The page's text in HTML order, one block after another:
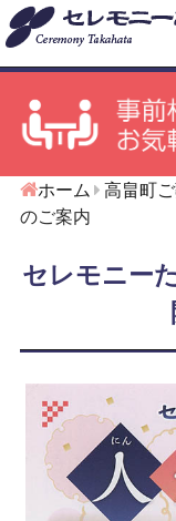
ホーム 高畠町
のご案内
セレモニー